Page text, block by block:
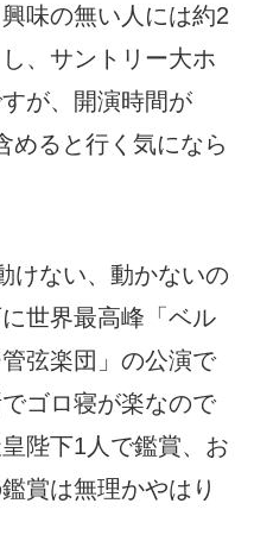
味の無い人には約2
、サントリー大ホ
が、開演時間が
めると行く気になら
けない、動かないの
世界最高峰「ベル
弦楽団」の公演で
ゴロ寝が楽なので
陛下1人で鑑賞、お
賞は無理かやはり